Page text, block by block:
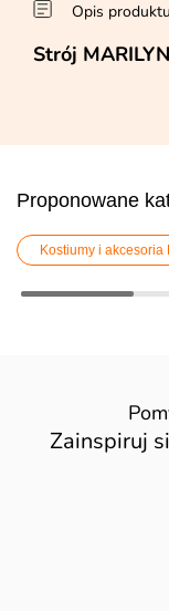
Opis produktu
Strój
Proponowane
Kostiumy i akcesoria
Zainspiruj